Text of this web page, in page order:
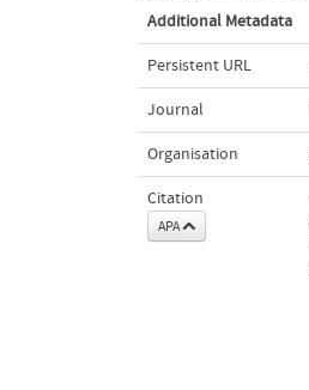
Additional Metadata
Persistent URL
Journal
Organisation
Citation
APA